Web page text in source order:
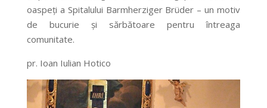
oaspeţi a Spitalului Barmherziger Brüder – un motiv
de bucurie şi sărbătoare pentru întreaga
comunitate.
pr. Ioan Iulian Hotico